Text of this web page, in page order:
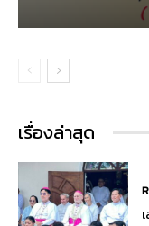
เรื่องล่าสุด